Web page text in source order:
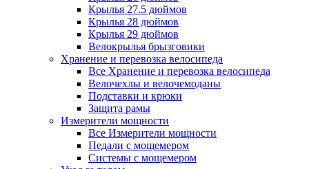
Крылья 27.5 дюймов
Крылья 28 дюймов
Крылья 29 дюймов
Велокрылья брызговики
Хранение и перевозка велосипеда
Все Хранение и перевозка велосипеда
Велочехлы и велочемоданы
Подставки и крюки
Защита рамы
Измерители мощности
Все Измерители мощности
Педали с мощемером
Системы с мощемером